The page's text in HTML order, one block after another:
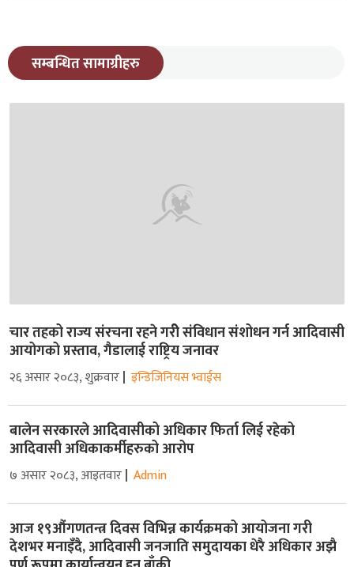
सम्बन्धित सामाग्रीहरु
चार तहको राज्य संरचना रहने गरीे संविधान संशोधन गर्न आदिवासी
आयोगको प्रस्ताव, गैडालाई राष्ट्रिय जनावर
२६ असार २०८३, शुक्रवार इन्डिजिनियस भ्वाईस
बालेन सरकारले आदिवासीको अधिकार फिर्ता लिई रहेको
आदिवासी अधिकाकर्मीहरुको आरोप
७ असार २०८३, आइतवार Admin
आज १९औंगणतन्त्र दिवस विभिन्न कार्यक्रमको आयोजना गरी
देशभर मनाइँदै, आदिवासी जनजाति समुदायका धेरै अधिकार अझै